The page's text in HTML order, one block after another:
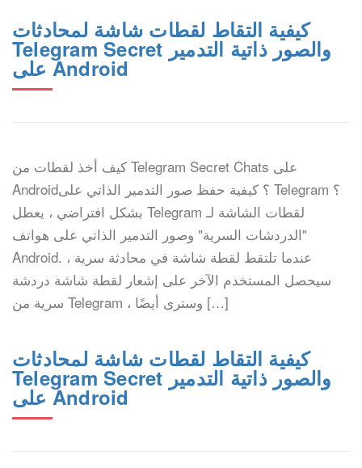
كيفية التقاط لقطات شاشة لمحادثات
Telegram Secret والصور ذاتية التدمير
على Android
كيف أخذ لقطات من Telegram Secret Chats على
Android؟ كيفية حفظ صور التدمير الذاتي على Telegram ؟
بشكل افتراضي ، يعطل Telegram لقطات الشاشة لـ
"الدردشات السرية" وصور التدمير الذاتي على هواتف
Android. عندما تلتقط لقطة شاشة في محادثة سرية ،
سيحصل المستخدم الآخر على إشعار لقطة شاشة دردشة
سرية من Telegram ، وسترى أيضًا […]
كيفية التقاط لقطات شاشة لمحادثات
Telegram Secret والصور ذاتية التدمير
على Android